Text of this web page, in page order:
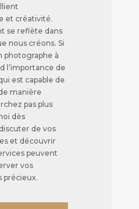
et créativité.
se reflète dans
nous créons. Si
photographe à
l’importance de
est capable de
manière
pas plus
dès
de vos
et découvrir
peuvent
vos
précieux.